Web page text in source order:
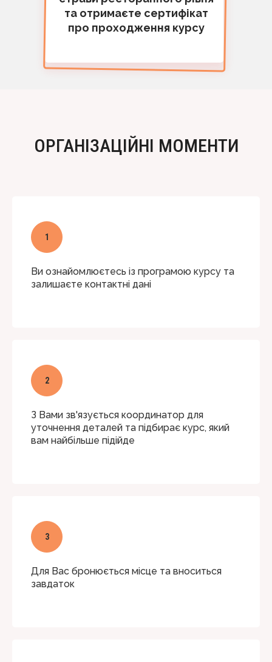
та отримаєте сертифікат
про проходження курсу
ОРГАНІЗАЦІЙНІ МОМЕНТИ
Ви ознайомлюєтесь із програмою курсу та
залишаєте контактні дані
З Вами зв'язується координатор для
уточнення деталей та підбирає курс, який
вам найбільше підійде
Для Вас бронюється місце та вноситься
завдаток